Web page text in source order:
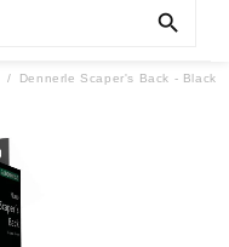

Dennerle Scaper's Back - Black